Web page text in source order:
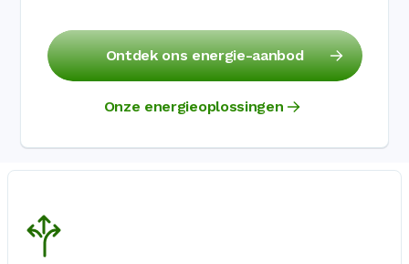
Ontdek ons energie-aanbod
Onze energieoplossingen